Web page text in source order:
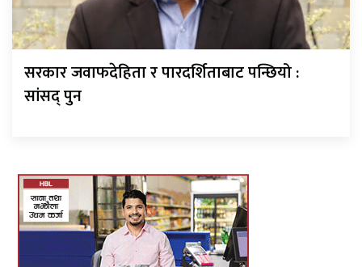
सरकार जवाफदेहिता र पारदर्शिताबाट पन्छियो :
सांसद् पुन